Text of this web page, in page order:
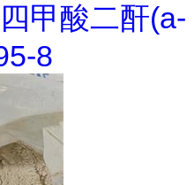
甲酸二酐(a-
8